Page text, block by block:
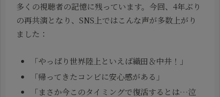
多くの視聴者の記憶に残っています。今回、4年ぶり
の再共演となり、SNS上ではこんな声が多数上がり
ました：
「やっぱり世界陸上といえば織田＆中井！」
「帰ってきたコンビに安心感がある」
「まさか今このタイミングで復活するとは…泣